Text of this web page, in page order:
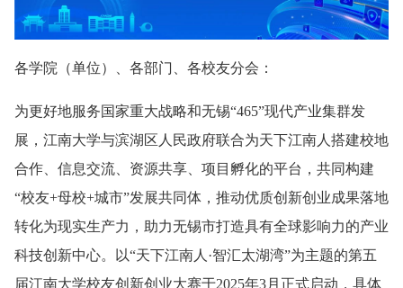
各学院（单位）、各部门、各校友分会：
为更好地服务国家重大战略和无锡“465”现代产业集群发
展，江南大学与滨湖区人民政府联合为天下江南人搭建校地
合作、信息交流、资源共享、项目孵化的平台，共同构建
“校友+母校+城市”发展共同体，推动优质创新创业成果落地
转化为现实生产力，助力无锡市打造具有全球影响力的产业
科技创新中心。以“天下江南人·智汇太湖湾”为主题的第五
届江南大学校友创新创业大赛于2025年3月正式启动，具体